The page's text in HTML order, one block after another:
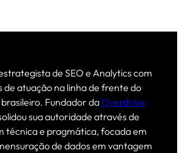
de SEO e Analytics com
de atuação na linha de frente do
Fundador daOverdrive
sua autoridade através de
técnica e pragmática, focada em
de dados em vantagem